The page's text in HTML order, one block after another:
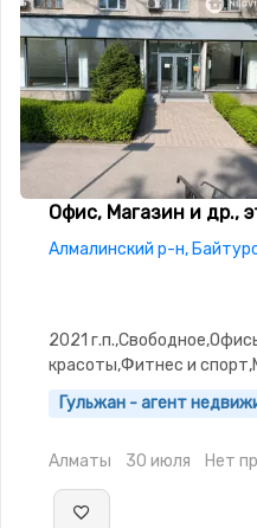
Офис, Магазин и др.,
Алмалинский р-н,
2021
красоты,Фитнес и
места,Студии,потолки:
Гульжан - агент
Алматы 30 июля Нет